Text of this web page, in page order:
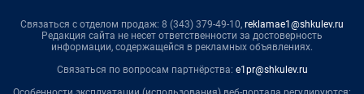
Связаться с отделом продаж: 8 (343) 379-49-10, reklamae1@shkulev.ru
Редакция сайта не несет ответственности за достоверность
информации, содержащейся в рекламных объявлениях.
Связаться по вопросам партнёрства: e1pr@shkulev.ru